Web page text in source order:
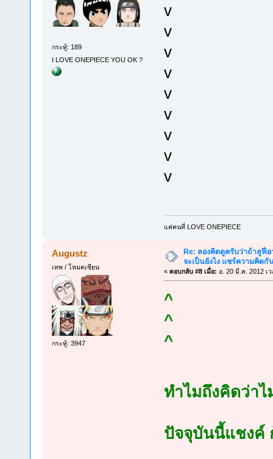
กระทู้: 189
I LOVE ONEPIECE YOU OK ?
v
v
v
v
v
v
v
v
v
แค่คนที่ LOVE ONEPIECE
Augustz
เทพ / โหมดเซียน
กระทู้: 3947
Re: ลองคิดดูครับว่าถ้าลูฟี่
จะเป็นยังไง แชร์ความคิดกั
« ตอบกลับ #8 เมื่อ: อ. 20 มี.ค. 2012 เ
^
^
^
ทำไมถึงคิดว่า
ปัจจุบันนี้แชงค์